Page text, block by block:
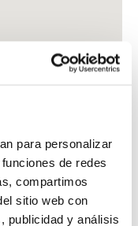
para personalizar
de redes
compartimos
sitio web con
publicidad y análisis